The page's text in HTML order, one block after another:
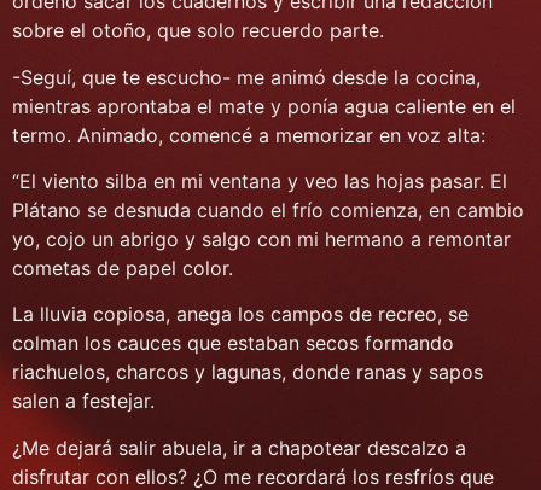
sobre el otoño, que solo recuerdo parte.
-Seguí, que te escucho- me animó desde la cocina,
mientras aprontaba el mate y ponía agua caliente en el
termo. Animado, comencé a memorizar en voz alta:
“El viento silba en mi ventana y veo las hojas pasar. El
Plátano se desnuda cuando el frío comienza, en cambio
yo, cojo un abrigo y salgo con mi hermano a remontar
cometas de papel color.
La lluvia copiosa, anega los campos de recreo, se
colman los cauces que estaban secos formando
riachuelos, charcos y lagunas, donde ranas y sapos
salen a festejar.
¿Me dejará salir abuela, ir a chapotear descalzo a
disfrutar con ellos? ¿O me recordará los resfríos que